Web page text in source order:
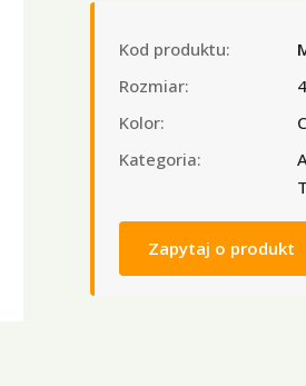
Kod produktu:
Rozmiar:
Kolor:
Kategoria:
Zapytaj o produkt